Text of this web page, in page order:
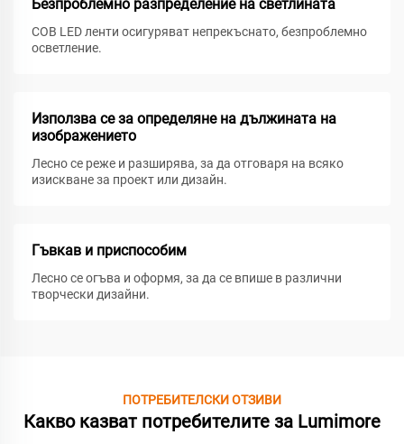
Безпроблемно разпределение на светлината
COB LED ленти осигуряват непрекъснато, безпроблемно
осветление.
Използва се за определяне на дължината на
изображението
Лесно се реже и разширява, за да отговаря на всяко
изискване за проект или дизайн.
Гъвкав и приспособим
Лесно се огъва и оформя, за да се впише в различни
творчески дизайни.
ПОТРЕБИТЕЛСКИ ОТЗИВИ
Какво казват потребителите за Lumimore